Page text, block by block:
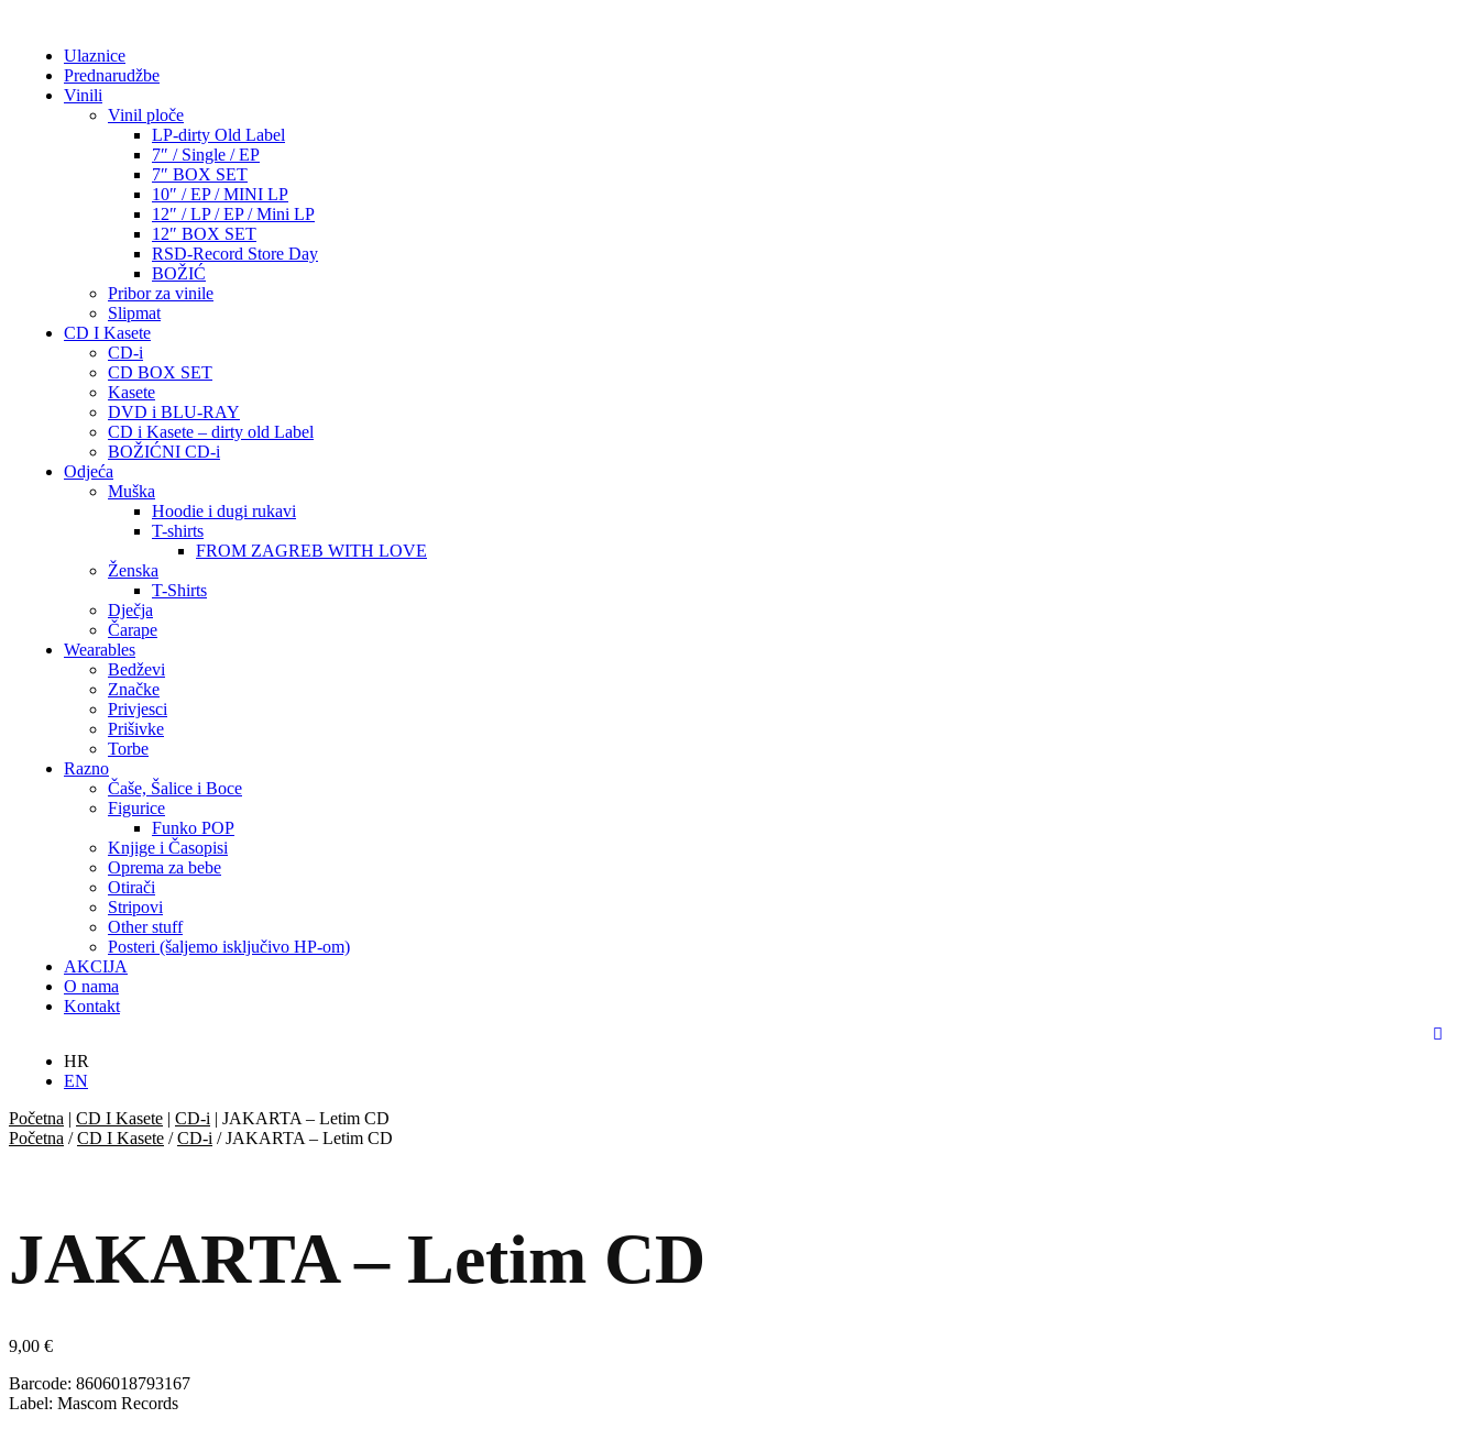
Ulaznice
Prednarudžbe
Vinili
Vinil ploče
LP-dirty Old Label
7″ / Single / EP
7″ BOX SET
10″ / EP / MINI LP
12″ / LP / EP / Mini LP
12″ BOX SET
RSD-Record Store Day
BOŽIĆ
Pribor za vinile
Slipmat
CD I Kasete
CD-i
CD BOX SET
Kasete
DVD i BLU-RAY
CD i Kasete – dirty old Label
BOŽIĆNI CD-i
Odjeća
Muška
Hoodie i dugi rukavi
T-shirts
FROM ZAGREB WITH LOVE
Ženska
T-Shirts
Dječja
Čarape
Wearables
Bedževi
Značke
Privjesci
Prišivke
Torbe
Razno
Čaše, Šalice i Boce
Figurice
Funko POP
Knjige i Časopisi
Oprema za bebe
Otirači
Stripovi
Other stuff
Posteri (šaljemo isključivo HP-om)
AKCIJA
O nama
Kontakt
HR
EN
Početna | CD I Kasete | CD-i | JAKARTA – Letim CD
Početna /CD I Kasete /CD-i / JAKARTA – Letim CD
JAKARTA – Letim CD
9,00 €
Barcode: 8606018793167
Label: Mascom Records